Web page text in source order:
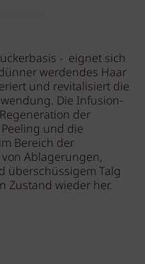
- eignet sich
werdendes Haar
und revitalisiert die
Die Infusion-
der
und die
Bereich der
Ablagerungen,
überschüssigem Talg
Zustand wieder her.